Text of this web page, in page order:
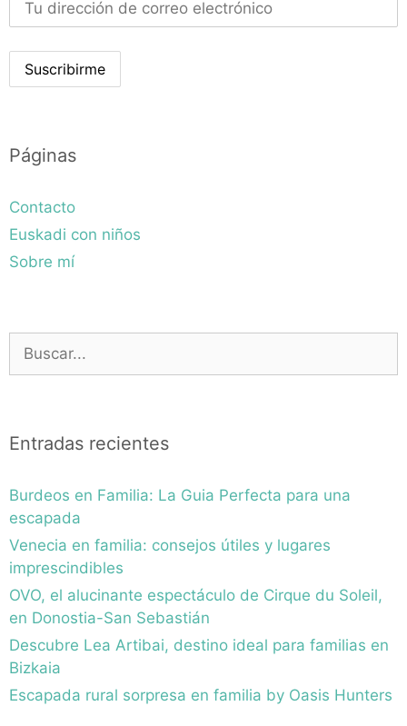
Páginas
Contacto
Euskadi con niños
Sobre mí
Entradas recientes
Burdeos en Familia: La Guia Perfecta para una
escapada
Venecia en familia: consejos útiles y lugares
imprescindibles
OVO, el alucinante espectáculo de Cirque du Soleil,
en Donostia-San Sebastián
Descubre Lea Artibai, destino ideal para familias en
Bizkaia
Escapada rural sorpresa en familia by Oasis Hunters